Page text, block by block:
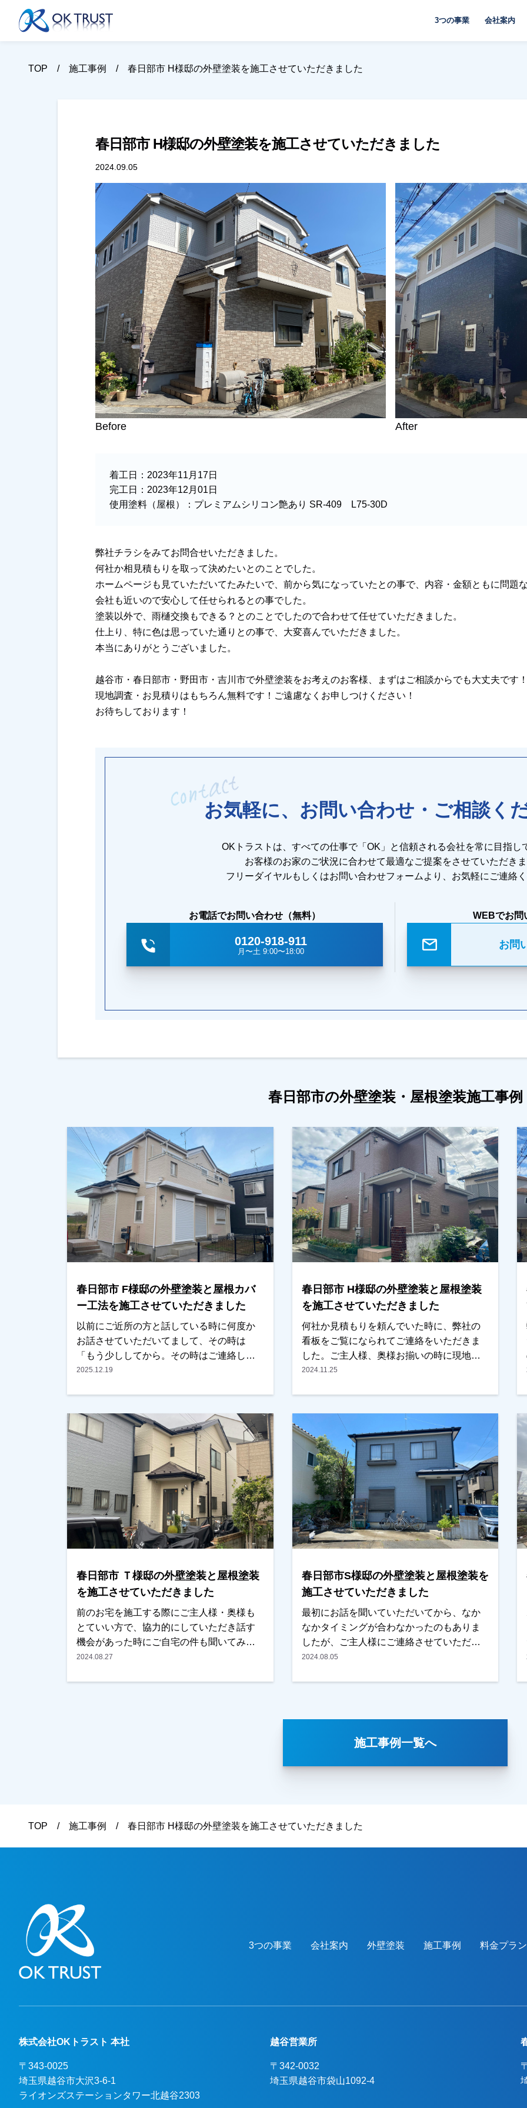
3つの事業 会社案内
TOP 施工事例 春日部市 H様邸の外壁塗装を施工させていただきました
春日部市 H様邸の外壁塗装を施工させていただきました
2024.09.05
Before After
着工日： 2023年11月17日
完工日： 2023年12月01日
使用塗料（屋根）： プレミアムシリコン艶あり SR-409 L75-30D
弊社チラシをみてお問合せいただきました。
何社か相見積もりを取って決めたいとのことでした。
ホームページも見ていただいてたみたいで、前から気になっていたとの事で、内容・金額ともに問題な
会社も近いので安心して任せられるとの事でした。
塗装以外で、雨樋交換もできる？とのことでしたので合わせて任せていただきました。
仕上り、特に色は思っていた通りとの事で、大変喜んでいただきました。
本当にありがとうございました。
越谷市・春日部市・野田市・吉川市で外壁塗装をお考えのお客様、まずはご相談からでも大丈夫です！
現地調査・お見積りはもちろん無料です！ご遠慮なくお申しつけください！
お待ちしております！
お気軽に、お問い合わせ・ご相談く
OKトラストは、すべての仕事で「OK」と信頼される会社を常に目指し
お客様のお家のご状況に合わせて最適なご提案をさせていただきま
フリーダイヤルもしくはお問い合わせフォームより、お気軽にご連絡く
お電話でお問い合わせ（無料）
0120-918-911
月〜土 9:00〜18:00
WEBでお問
お問
春日部市の外壁塗装・屋根塗装施工事例
春日部市 F様邸の外壁塗装と屋根カバ
ー工法を施工させていただきました
以前にご近所の方と話している時に何度か
お話させていただいてまして、その時は
「もう少ししてから。その時はご連絡しま
す」との事でした。しばらくして、奥様か
ただきました。屋根がかなりいたんでいま
したので、カバー工法と塗装の2パターンで
ご提案させていただき、せっかくだから長
くもつ方でとの事で、今回はカバー工法を
選んでいただきました。外壁もところどこ
ろ割れや剥離部がありましたが、キチンと
補修した上で塗装も行い、綺麗になったと
非常に喜んでいただけました。本当にあり
がとうございました。越谷市、春日部市、
野田市、吉川市、草加市またはその他地域
相談からでも大丈夫です！現地調査、お見
積りはもちろん無料で行っております。ま
たお支払方法につきましても、無金利ロー
ンも取り扱っておりますので、ご遠慮なく
お申しつけください。おまちしておりま
す。
2025.12.19
春日部市 H様邸の外壁塗装と屋根塗装
を施工させていただきました
何社か見積もりを頼んでいた時に、弊社の
看板をご覧になられてご連絡をいただきま
した。ご主人様、奥様お揃いの時に現地調
査に伺いまして、気にされているところ
をさせていただきました。特に奥様が壁の
色にこだわりをお持ちで、何パターンかの
カラーシミュレーションを作成し、お持ち
させていただきました。その中のひとつが
イメージ通りとの事と、お見積りも予算内
になっていて、他社より良かったとの事で
任せていただきました。仕上がりをご覧に
なられて奥様が「頼んでよかったー」とお
っしゃっていただいたのが本当に嬉しかっ
たです。ありがとうございました。越谷
たその他の地域でも外壁塗装をお考えのお
客様、まずはご相談からでも大丈夫です！
もちろん現地調査、お見積りは無料にて行
っております。ご遠慮なくお申しつけくだ
いさい、お待ちしております！
2024.11.25
春日部市 Ｔ様邸の外壁塗装と屋根塗装
を施工させていただきました
前のお宅を施工する際にご主人様・奥様も
とていい方で、協力的にしていただき話す
機会があった時にご自宅の件も聞いてみま
した。そろそろやった方がいいとの事でし
です！ご遠慮なくお申しつけください！お
待ちしております！
2024.08.27
春日部市S様邸の外壁塗装と屋根塗装を
施工させていただきました
最初にお話を聞いていただいてから、なか
なかタイミングが合わなかったのもありま
したが、ご主人様にご連絡させていただ
き、お見積りをみて頂くことになりまし
た。仕上りに関しては、職人が細かなとこ
はもちろん無料です！ご遠慮なくお申しつ
けください！お待ちしております！
2024.08.05
施工事例一覧へ
TOP 施工事例 春日部市 H様邸の外壁塗装を施工させていただきました
3つの事業 会社案内 外壁塗装 施工事例 料金プラン
株式会社OKトラスト 本社
〒343-0025
埼玉県越谷市大沢3-6-1
ライオンズステーションタワー北越谷2303
越谷営業所
〒342-0032
埼玉県越谷市袋山1092-4